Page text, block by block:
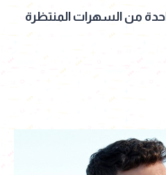
من السهرات المنتظرة